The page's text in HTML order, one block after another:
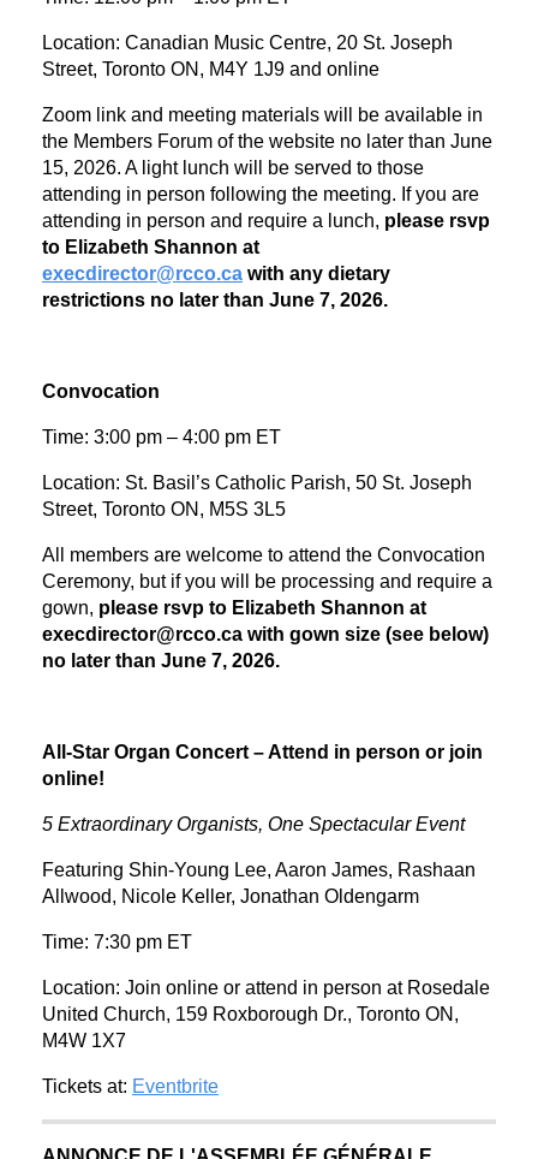
Location: Canadian Music Centre, 20 St. Joseph
Street, Toronto ON, M4Y 1J9 and online
Zoom link and meeting materials will be available in
the Members Forum of the website no later than June
15, 2026. A light lunch will be served to those
attending in person following the meeting. If you are
attending in person and require a lunch, please rsvp
to Elizabeth Shannon at
execdirector@rcco.ca with any dietary
restrictions no later than June 7, 2026.
Convocation
Time: 3:00 pm – 4:00 pm ET
Location: St. Basil’s Catholic Parish, 50 St. Joseph
Street, Toronto ON, M5S 3L5
All members are welcome to attend the Convocation
Ceremony, but if you will be processing and require a
gown, please rsvp to Elizabeth Shannon at
execdirector@rcco.ca with gown size (see below)
no later than June 7, 2026.
All-Star Organ Concert – Attend in person or join
online!
5 Extraordinary Organists, One Spectacular Event
Featuring Shin-Young Lee, Aaron James, Rashaan
Allwood, Nicole Keller, Jonathan Oldengarm
Time: 7:30 pm ET
Location: Join online or attend in person at Rosedale
United Church, 159 Roxborough Dr., Toronto ON,
M4W 1X7
Tickets at: Eventbrite